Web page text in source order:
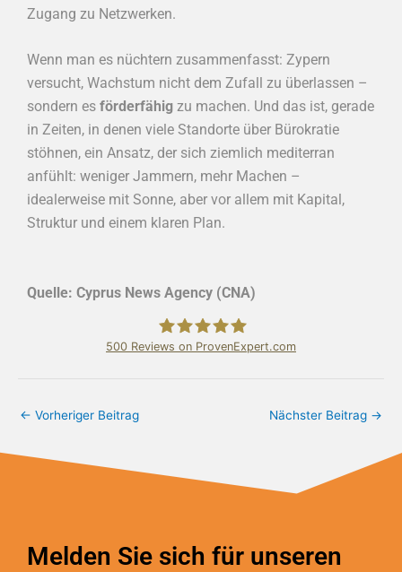
Zugang zu Netzwerken.
Wenn man es nüchtern zusammenfasst: Zypern
versucht, Wachstum nicht dem Zufall zu überlassen –
sondern es förderfähig zu machen. Und das ist, gerade
in Zeiten, in denen viele Standorte über Bürokratie
stöhnen, ein Ansatz, der sich ziemlich mediterran
anfühlt: weniger Jammern, mehr Machen –
idealerweise mit Sonne, aber vor allem mit Kapital,
Struktur und einem klaren Plan.
Quelle: Cyprus News Agency (CNA)
500 Reviews on ProvenExpert.com
← Vorheriger Beitrag Nächster Beitrag →
Melden Sie sich für unseren